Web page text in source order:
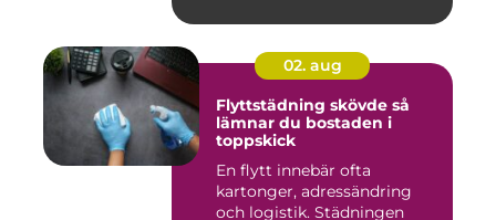
02. aug
Flyttstädning skövde så
lämnar du bostaden i
toppskick
En flytt innebär ofta
kartonger, adressändring
och logistik. Städningen